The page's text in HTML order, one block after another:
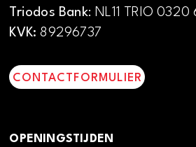
Triodos Bank: NL11 TRIO 0320
KVK: 89296737
CONTACTFORMULIER
OPENINGSTIJDEN